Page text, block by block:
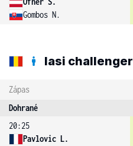
Gombos N.
Iasi challenger
Zápas
Dohrané
20:25
Pavlovic L.